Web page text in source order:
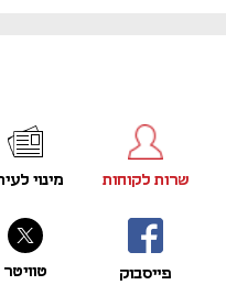
פייסבוק
שרות לקוחות
טוויטר
מינוי